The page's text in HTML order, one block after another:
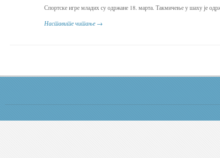
Спортске игре младих су одржане 18. марта. Такмичење у шаху је
Наставите читање →